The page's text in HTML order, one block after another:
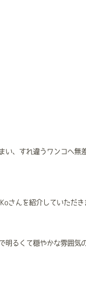
、すれ違うワンコへ無
さんを紹介していただき
るくて穏やかな雰囲気